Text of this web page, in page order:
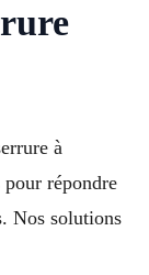
à
répondre
Nos solutions